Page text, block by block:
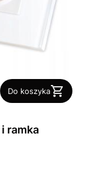
Do koszyka